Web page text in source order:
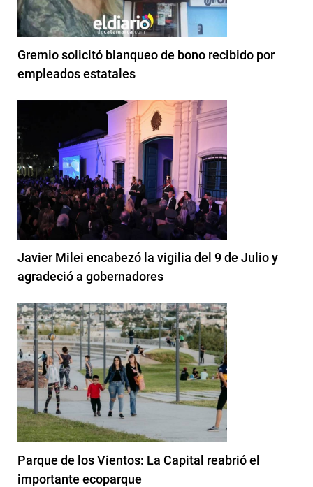
Gremio solicitó blanqueo de bono recibido por
empleados estatales
Javier Milei encabezó la vigilia del 9 de Julio y
agradeció a gobernadores
Parque de los Vientos: La Capital reabrió el
importante ecoparque